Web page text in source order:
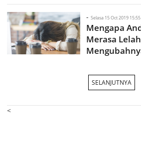
- Selasa 15 Oct 2019
Mengapa
Merasa
SELANJUTNYA
<